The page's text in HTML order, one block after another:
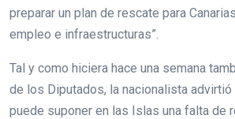
preparar un plan de rescate para
empleo e infraestructuras”.
Tal y como hiciera hace una semana
de los Diputados, la nacionalista
puede suponer en las Islas una falta de